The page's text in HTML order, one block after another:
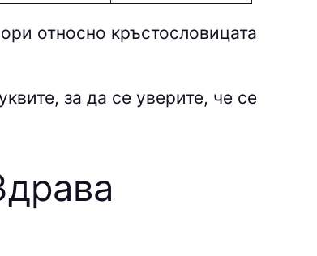
относно кръстословицата
за да се уверите, че се